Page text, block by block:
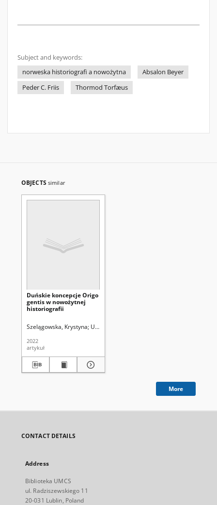
Subject and keywords:
norweska historiografi a nowożytna
Absalon Beyer
Peder C. Friis
Thormod Torfæus
OBJECTS similar
Duńskie koncepcje Origo
gentis w nowożytnej
historiografii
Szelągowska, Krystyna Uniwersytet Marii Curie-Skłodowskiej (Lublin)
2022
artykuł
More
CONTACT DETAILS
Address
Biblioteka UMCS
ul. Radziszewskiego 11
20-031 Lublin, Poland